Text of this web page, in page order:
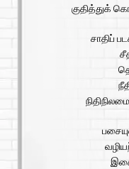
குதித்துக்
சாதிப்